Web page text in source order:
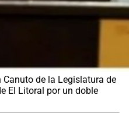
de la Legislatura de
El Litoral por un doble